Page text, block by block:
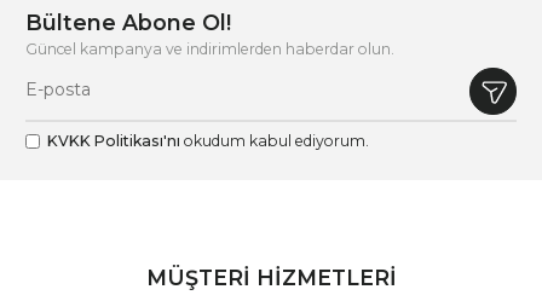
Bültene Abone Ol!
Güncel kampanya ve indirimlerden haberdar olun.
KVKK Politikası'nı okudum kabul ediyorum.
MÜŞTERİ HİZMETLERİ